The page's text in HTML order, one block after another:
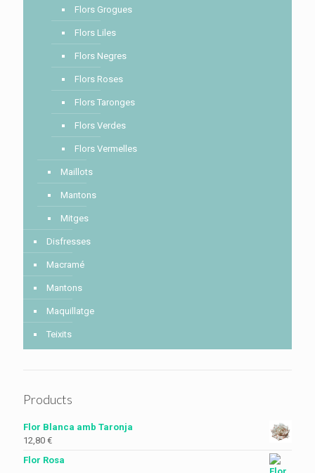
Flors Grogues
Flors Liles
Flors Negres
Flors Roses
Flors Taronges
Flors Verdes
Flors Vermelles
Maillots
Mantons
Mitges
Disfresses
Macramé
Mantons
Maquillatge
Teixits
Products
Flor Blanca amb Taronja
12,80 €
Flor Rosa